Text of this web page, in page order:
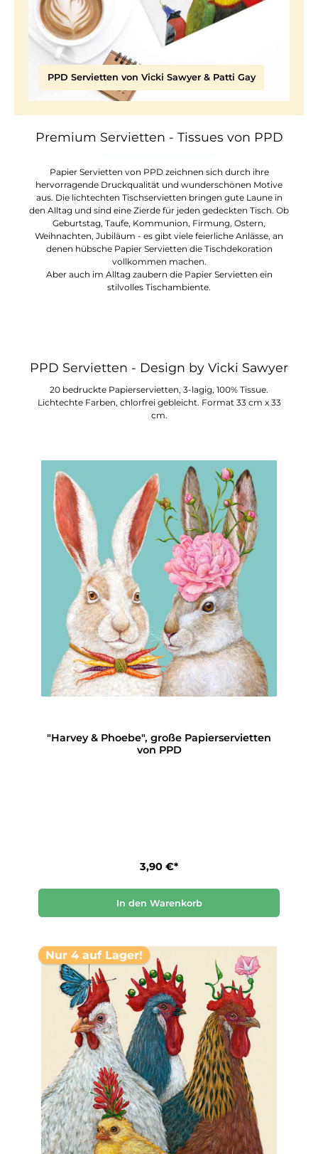
PPD Servietten von Vicki Sawyer & Patti Gay
Premium Servietten - Tissues von PPD
Papier Servietten von PPD zeichnen sich durch ihre
hervorragende Druckqualität und wunderschönen Motive
aus. Die lichtechten Tischservietten bringen gute Laune in
den Alltag und sind eine Zierde für jeden gedeckten Tisch. Ob
Geburtstag, Taufe, Kommunion, Firmung, Ostern,
Weihnachten, Jubiläum - es gibt viele feierliche Anlässe, an
denen hübsche Papier Servietten die Tischdekoration
vollkommen machen.
Aber auch im Alltag zaubern die Papier Servietten ein
stilvolles Tischambiente.
PPD Servietten - Design by Vicki Sawyer
20 bedruckte Papierservietten, 3-lagig, 100% Tissue.
Lichtechte Farben, chlorfrei gebleicht. Format 33 cm x 33
cm.
"Harvey & Phoebe", große Papierservietten
von PPD
3,90 €*
In den Warenkorb
Nur 4 auf Lager!